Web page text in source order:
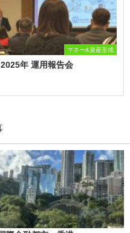
マネー&資産形成
2025年 運用報告会